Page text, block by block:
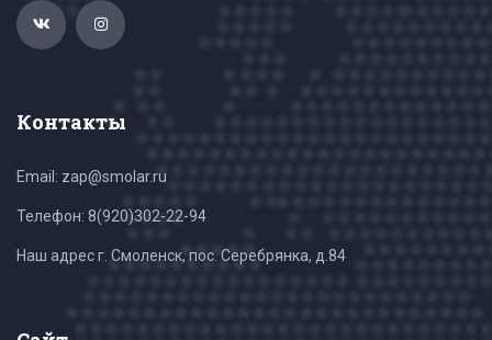
Контакты
Email: zap@smolar.ru
Телефон: 8(920)302-22-94
Наш адрес г. Смоленск, пос. Серебрянка, д.84